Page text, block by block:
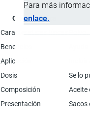
Para más
enlace.
Característica
Características físicasPolvo.
Beneficios
Aplicación
Dosis
Se lo
Composición
Aceite
Presentación
Sacos